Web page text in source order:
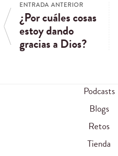
ENTRADA ANTERIOR
¿Por cuáles cosas
estoy dando
gracias a Dios?
Podcasts
Blogs
Retos
Tienda